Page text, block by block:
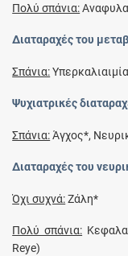
Πολύ σπάνια:
Διαταραχές του
Σπάνια:
Ψυχιατρικές
Σπάνια:Άγχος*,
Διαταραχές του
Όχι συχνά:Ζάλη*
Πολύ σπάνια:
Reye)